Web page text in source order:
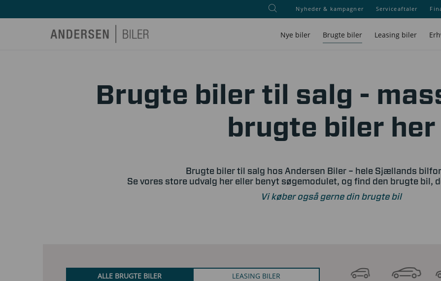
Nyheder & kampagner Serviceaftaler
Nye biler Brugte biler Leasing biler
Brugte biler til salg -
brugte biler her
Brugte biler til salg hos Andersen Biler – hele Sjællands
Se vores store udvalg her eller benyt søgemodulet, og find den brugte bil,
Vi køber også gerne din brugte bil
ALLE BRUGTE BILER LEASING BILER